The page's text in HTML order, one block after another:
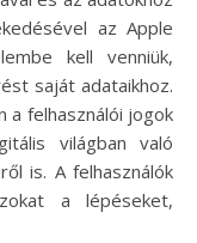
az Apple
kell venniük,
saját adataikhoz.
a felhasználói jogok
világban való
is. A felhasználók
a lépéseket,